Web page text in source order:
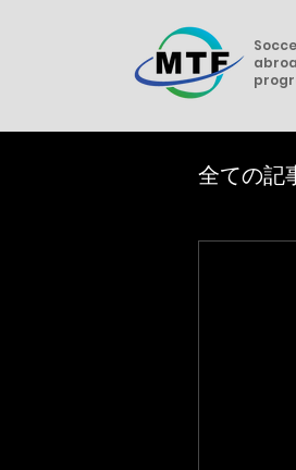
全ての記
女
ア